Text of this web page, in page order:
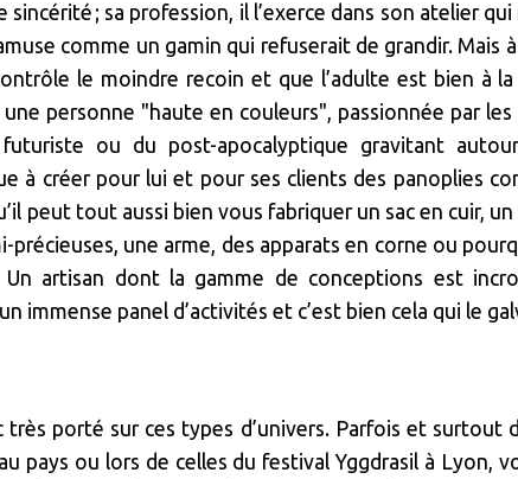
sincérité ; sa profession, il l’exerce dans son atelier
comme un gamin qui refuserait de grandir. Mais
le moindre recoin et que l’adulte est bien à
personne "haute en couleurs", passionnée par
ou du post-apocalyptique gravitant
à créer pour lui et pour ses clients des panoplies
peut tout aussi bien vous fabriquer un sac en cuir,
une arme, des apparats en corne ou
artisan dont la gamme de conceptions est
immense panel d’activités et c’est bien cela qui le
très porté sur ces types d’univers. Parfois et surtout
pays ou lors de celles du festival Yggdrasil à Lyon,